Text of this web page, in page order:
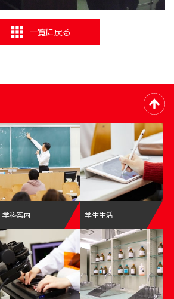
一覧に戻る
学科案内 学生生活